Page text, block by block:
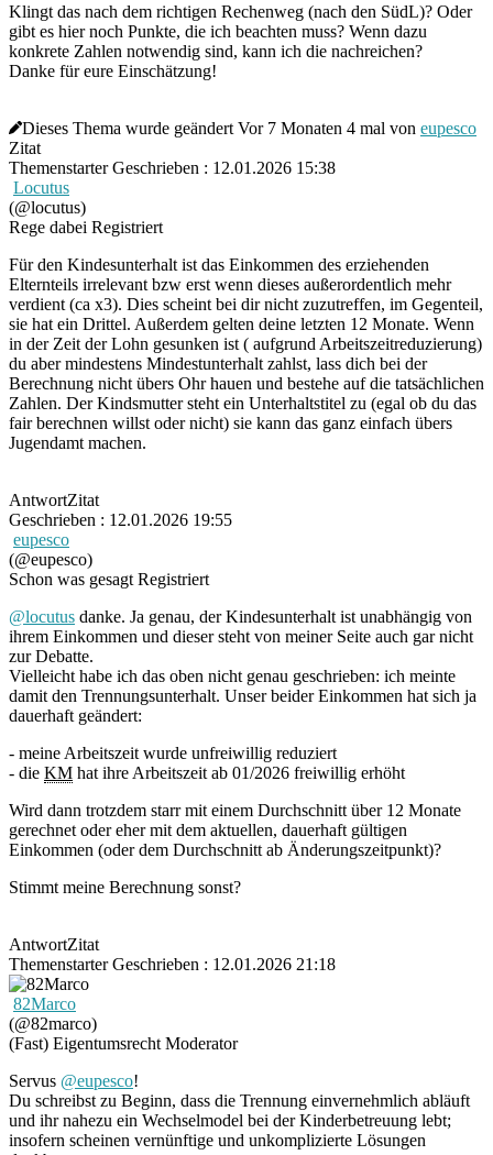
Klingt das nach dem richtigen Rechenweg (nach den SüdL)? Oder
gibt es hier noch Punkte, die ich beachten muss? Wenn dazu
konkrete Zahlen notwendig sind, kann ich die nachreichen?
Danke für eure Einschätzung!
Dieses Thema wurde geändert Vor 7 Monaten 4 mal von eupesco
Zitat
ThemenstarterGeschrieben : 12.01.2026 15:38
Locutus
(@locutus)
Rege dabei Registriert
Für den Kindesunterhalt ist das Einkommen des erziehenden
Elternteils irrelevant bzw erst wenn dieses außerordentlich mehr
verdient (ca x3). Dies scheint bei dir nicht zuzutreffen, im Gegenteil,
sie hat ein Drittel. Außerdem gelten deine letzten 12 Monate. Wenn
in der Zeit der Lohn gesunken ist ( aufgrund Arbeitszeitreduzierung)
du aber mindestens Mindestunterhalt zahlst, lass dich bei der
Berechnung nicht übers Ohr hauen und bestehe auf die tatsächlichen
Zahlen. Der Kindsmutter steht ein Unterhaltstitel zu (egal ob du das
fair berechnen willst oder nicht) sie kann das ganz einfach übers
Jugendamt machen.
AntwortZitat
Geschrieben : 12.01.2026 19:55
eupesco
(@eupesco)
Schon was gesagt Registriert
@locutus danke. Ja genau, der Kindesunterhalt ist unabhängig von
ihrem Einkommen und dieser steht von meiner Seite auch gar nicht
zur Debatte.
Vielleicht habe ich das oben nicht genau geschrieben: ich meinte
damit den Trennungsunterhalt. Unser beider Einkommen hat sich ja
dauerhaft geändert:
- meine Arbeitszeit wurde unfreiwillig reduziert
- die KM hat ihre Arbeitszeit ab 01/2026 freiwillig erhöht
Wird dann trotzdem starr mit einem Durchschnitt über 12 Monate
gerechnet oder eher mit dem aktuellen, dauerhaft gültigen
Einkommen (oder dem Durchschnitt ab Änderungszeitpunkt)?
Stimmt meine Berechnung sonst?
AntwortZitat
ThemenstarterGeschrieben : 12.01.2026 21:18
82Marco
(@82marco)
(Fast) Eigentumsrecht Moderator
Servus @eupesco!
Du schreibst zu Beginn, dass die Trennung einvernehmlich abläuft
und ihr nahezu ein Wechselmodel bei der Kinderbetreuung lebt;
insofern scheinen vernünftige und unkomplizierte Lösungen